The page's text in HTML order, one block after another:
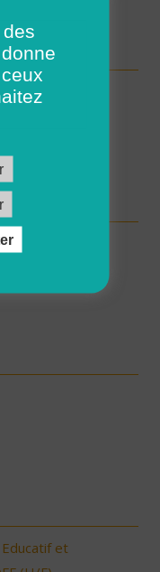
(H/F)
(H/F)
et